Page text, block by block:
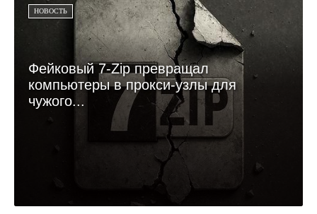
НОВОСТЬ
Фейковый 7-Zip превращал
компьютеры в прокси-узлы для
чужого...